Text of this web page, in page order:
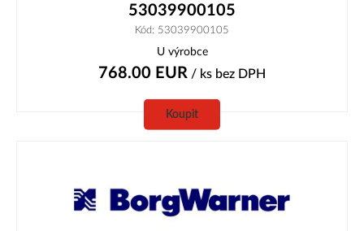
53039900105
Kód: 53039900105
U výrobce
768.00 EUR / ks bez DPH
Koupit